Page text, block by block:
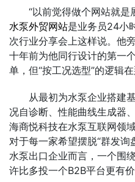
“以前觉得做个网站就是
水泵外贸网站是业务员24小
次行业分享会上这样说。他
十年前为他同行设计的第
单，但“按工况选型”的逻辑
从最初为水泵企业搭建
况自诊断、性能曲线生成器
海商悦科技在水泵互联网领
对于每一家希望摆脱“群发
水泵出口企业而言，一个围
许比多投一个B2B平台更有价